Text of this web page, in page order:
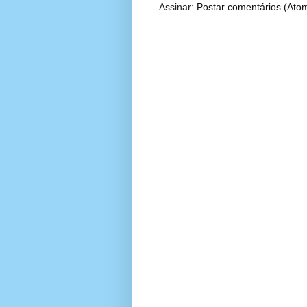
Assinar: Postar comentários